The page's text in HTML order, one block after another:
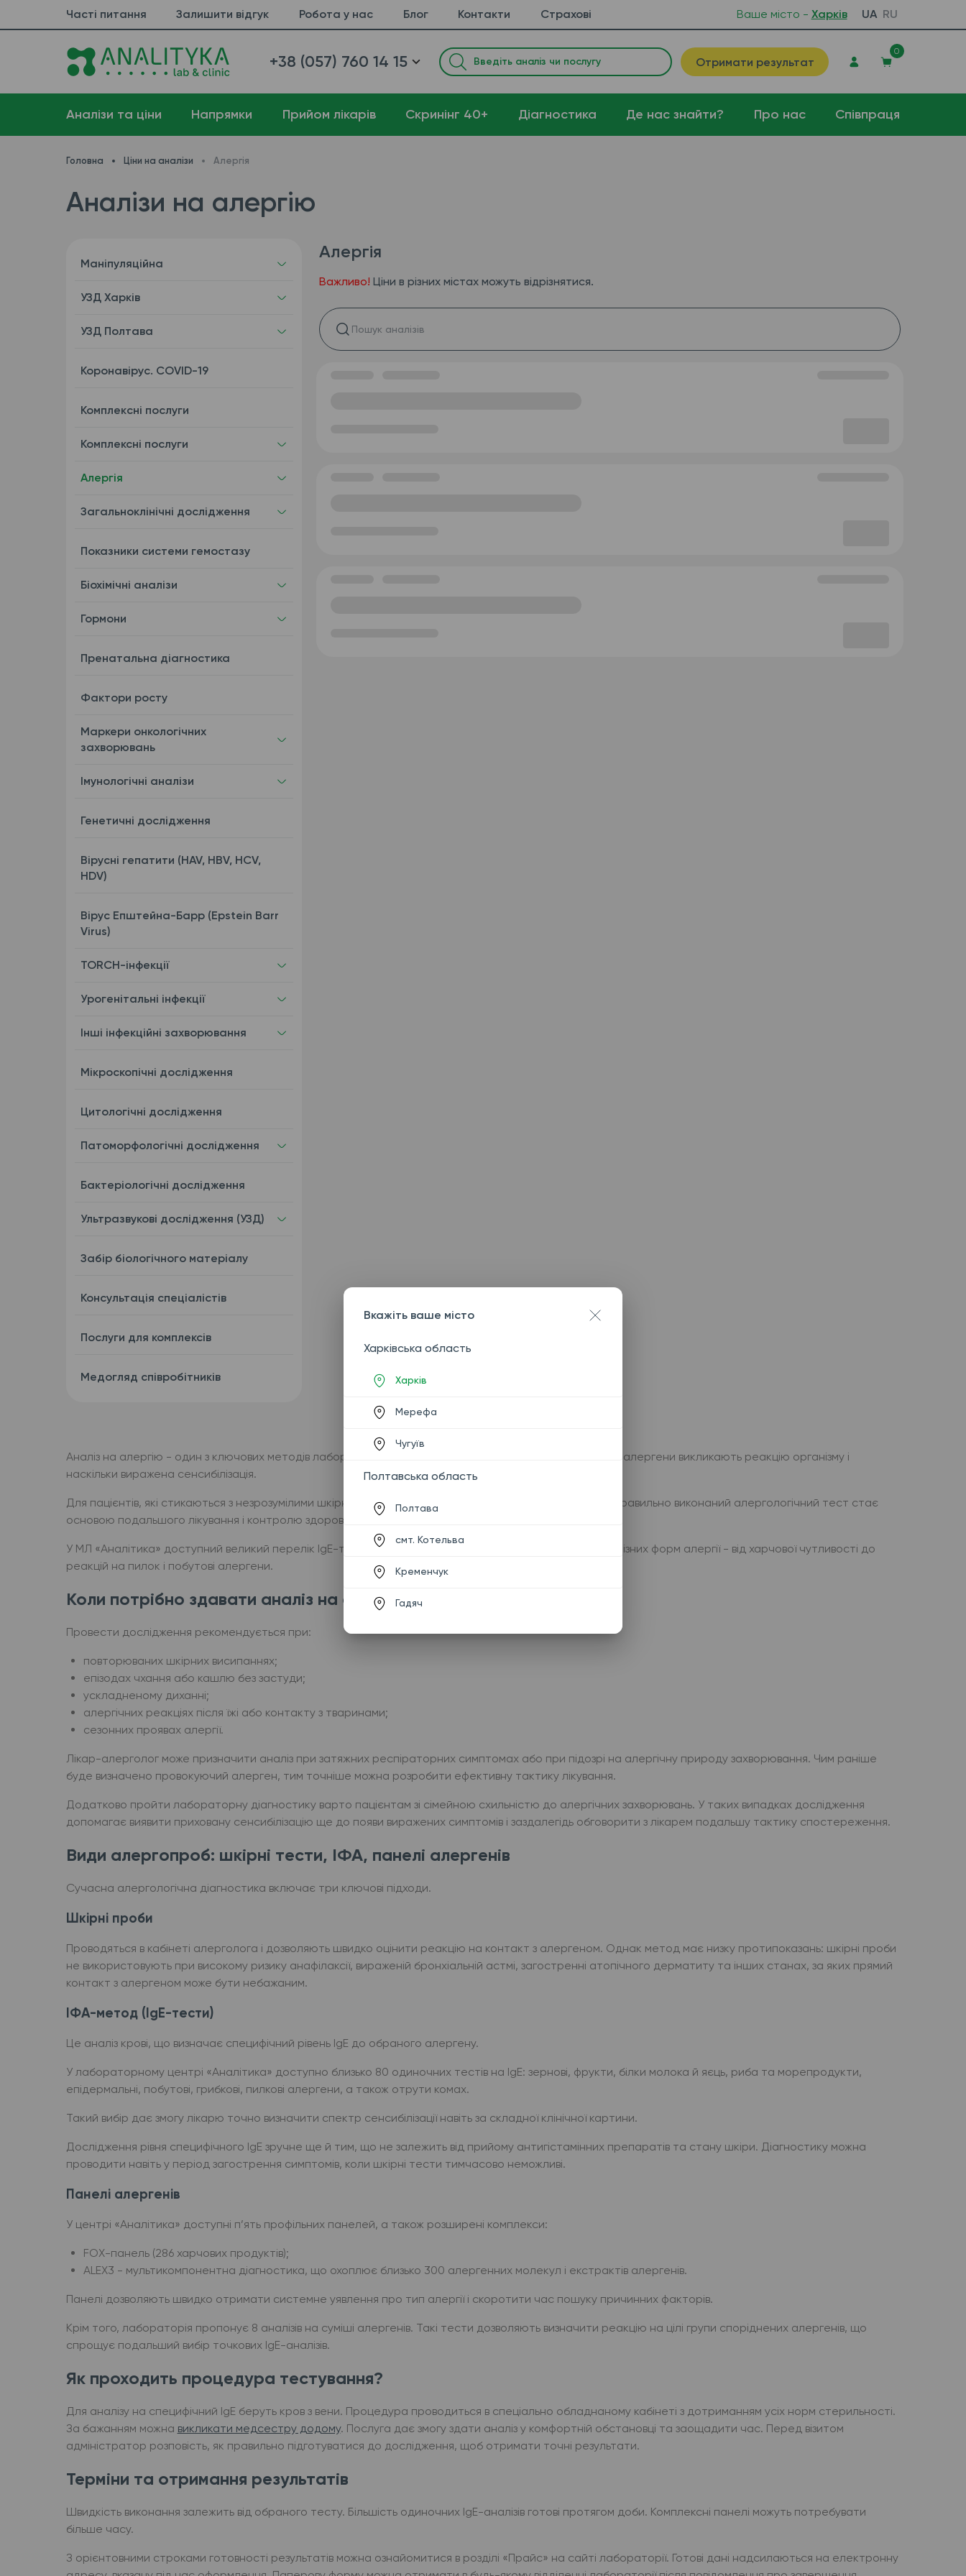
Часті питання Залишити відгук Робота у нас Блог Контакти Страхові Ваше місто - Харків UA RU
+38 (057) 760 14 15 Отримати результат
0
Аналізи та ціни Напрямки Прийом лікарів Cкринінг 40+ Діагностика Де нас знайти? Про нас Співпраця
Головна Ціни на аналізи Алергія
Аналізи на алергію
Маніпуляційна
УЗД Харків
УЗД Полтава
Коронавірус. COVID-19
Комплекcні послуги
Комплексні послуги
Алергія
Загальноклінічні дослідження
Показники системи гемостазу
Біохімічні аналізи
Гормони
Пренатальна діагностика
Фактори росту
Маркери онкологічних
захворювань
Імунологічні аналізи
Генетичні дослідження
Вірусні гепатити (HAV, HBV, HCV,
HDV)
Вірус Епштейна-Барр (Epstein Barr
Virus)
TORCH-інфекції
Урогенітальні інфекції
Інші інфекційні захворювання
Мікроскопічні дослідження
Цитологічні дослідження
Патоморфологічні дослідження
Бактеріологічні дослідження
Ультразвукові дослідження (УЗД)
Забір біологічного матеріалу
Консультація спеціалістів
Послуги для комплексів
Медогляд співробітників
Алергія
Важливо! Ціни в різних містах можуть відрізнятися.
Аналіз на алергію - один з ключових методів лабораторної діагностики, який дозволяє визначити, які алергени викликають реакцію організму і
наскільки виражена сенсибілізація.
Для пацієнтів, які стикаються з незрозумілими шкірними, респіраторними або харчовими реакціями, правильно виконаний алергологічний тест стає
основою подальшого лікування і контролю здоров’я.
У МЛ «Аналітика» доступний великий перелік IgE-тестів, що дозволяє проводити точну діагностику різних форм алергії - від харчової чутливості до
реакцій на пилок і побутові алергени.
Коли потрібно здавати аналіз на алергію?
Провести дослідження рекомендується при:
повторюваних шкірних висипаннях;
епізодах чхання або кашлю без застуди;
ускладненому диханні;
алергічних реакціях після їжі або контакту з тваринами;
сезонних проявах алергії.
Лікар-алерголог може призначити аналіз при затяжних респіраторних симптомах або при підозрі на алергічну природу захворювання. Чим раніше
буде визначено провокуючий алерген, тим точніше можна розробити ефективну тактику лікування.
Додатково пройти лабораторну діагностику варто пацієнтам зі сімейною схильністю до алергічних захворювань. У таких випадках дослідження
допомагає виявити приховану сенсибілізацію ще до появи виражених симптомів і заздалегідь обговорити з лікарем подальшу тактику спостереження.
Види алергопроб: шкірні тести, ІФА, панелі алергенів
Сучасна алергологічна діагностика включає три ключові підходи.
Шкірні проби
Проводяться в кабінеті алерголога і дозволяють швидко оцінити реакцію на контакт з алергеном. Однак метод має низку протипоказань: шкірні проби
не використовують при високому ризику анафілаксії, вираженій бронхіальній астмі, загостренні атопічного дерматиту та інших станах, за яких прямий
контакт з алергеном може бути небажаним.
ІФА-метод (IgE-тести)
Це аналіз крові, що визначає специфічний рівень IgE до обраного алергену.
У лабораторному центрі «Аналітика» доступно близько 80 одиночних тестів на IgE: зернові, фрукти, білки молока й яєць, риба та морепродукти,
епідермальні, побутові, грибкові, пилкові алергени, а також отрути комах.
Такий вибір дає змогу лікарю точно визначити спектр сенсибілізації навіть за складної клінічної картини.
Дослідження рівня специфічного IgE зручне ще й тим, що не залежить від прийому антигістамінних препаратів та стану шкіри. Діагностику можна
проводити навіть у період загострення симптомів, коли шкірні тести тимчасово неможливі.
Панелі алергенів
У центрі «Аналітика» доступні п’ять профільних панелей, а також розширені комплекси:
FOX-панель (286 харчових продуктів);
ALEX3 - мультикомпонентна діагностика, що охоплює близько 300 алергенних молекул і екстрактів алергенів.
Панелі дозволяють швидко отримати системне уявлення про тип алергії і скоротити час пошуку причинних факторів.
Крім того, лабораторія пропонує 8 аналізів на суміші алергенів. Такі тести дозволяють визначити реакцію на цілі групи споріднених алергенів, що
спрощує подальший вибір точкових IgE-аналізів.
Як проходить процедура тестування?
Для аналізу на специфічний IgE беруть кров з вени. Процедура проводиться в спеціально обладнаному кабінеті з дотриманням усіх норм стерильності.
За бажанням можна викликати медсестру додому. Послуга дає змогу здати аналіз у комфортній обстановці та заощадити час. Перед візитом
адміністратор розповість, як правильно підготуватися до дослідження, щоб отримати точні результати.
Терміни та отримання результатів
Швидкість виконання залежить від обраного тесту. Більшість одиночних IgE-аналізів готові протягом доби. Комплексні панелі можуть потребувати
більше часу.
З орієнтовними строками готовності результатів можна ознайомитися в розділі «Прайс» на сайті лабораторії. Готові дані надсилаються на електронну
Вкажіть ваше місто
Харківська область
Харків
Мерефа
Чугуїв
Полтавська область
Полтава
смт. Котельва
Кременчук
Гадяч